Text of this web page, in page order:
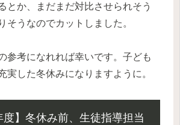
とか、まだまだ対比させられそう
そうなのでカットしました。
参考になれれば幸いです。子ども
実した冬休みになりますように。
度】冬休み前、生徒指導担当